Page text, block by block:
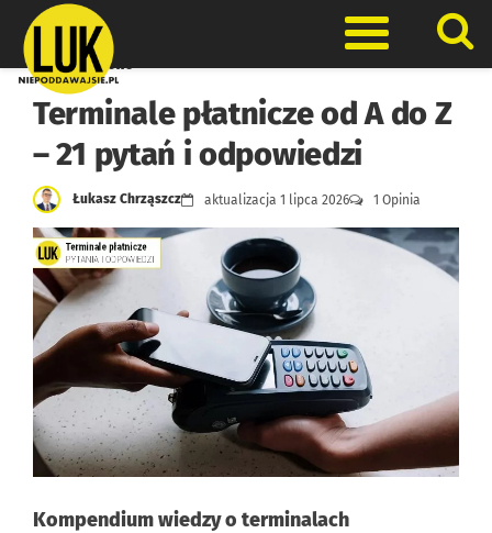
content
Otwórz
Finanse firmowe
Terminale płatnicze od A do Z
– 21 pytań i odpowiedzi
aktualizacja 1 lipca 2026
Łukasz Chrząszcz 1 Opinia
Kompendium wiedzy o terminalach